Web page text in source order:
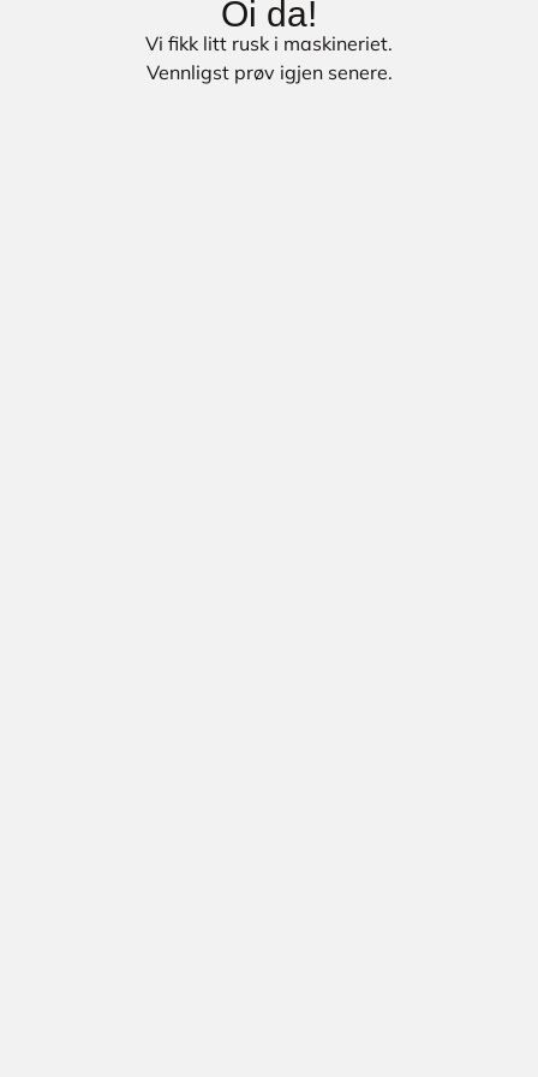
Oi da!
Vi fikk litt rusk i maskineriet.
Vennligst prøv igjen senere.